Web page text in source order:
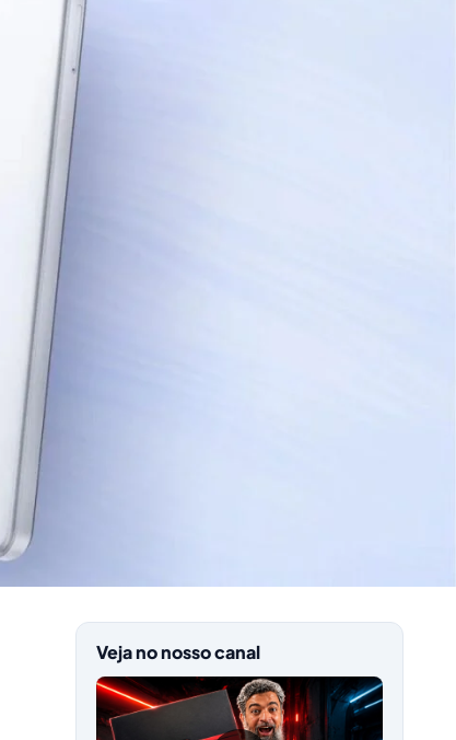
Veja no nosso canal